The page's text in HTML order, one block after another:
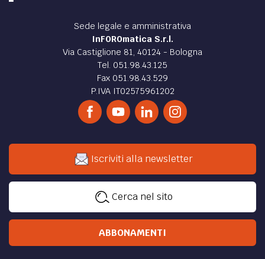
Sede legale e amministrativa
InFOROmatica S.r.l.
Via Castiglione 81, 40124 - Bologna
Tel. 051.98.43.125
Fax 051.98.43.529
P.IVA IT02575961202
Iscriviti alla newsletter
Cerca nel sito
ABBONAMENTI